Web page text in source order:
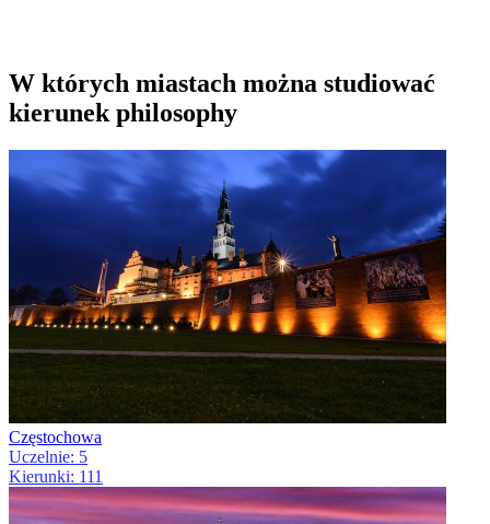
W których miastach można studiować
kierunek philosophy
Częstochowa
Uczelnie: 5
Kierunki: 111